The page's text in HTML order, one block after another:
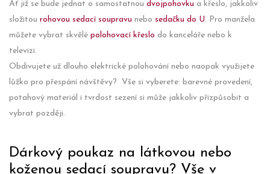
Ať již se bude jednat o samostatnou dvojpohovku a křeslo, jakkoliv
složitou rohovou sedací soupravu nebo sedačku do U. Pro manžela
můžete vybrat skvělé polohovací křeslo do kanceláře nebo k
televizi.
Obdivujete už dlouho elektrické polohování nebo naopak využijete
lůžko pro přespání návštěvy? Vše si vyberete: barevné provedení,
potahový materiál i tvrdost sezení si může jakkoliv přizpůsobit a
vybrat později.
Dárkový poukaz na látkovou nebo
koženou sedací soupravu? Vše v